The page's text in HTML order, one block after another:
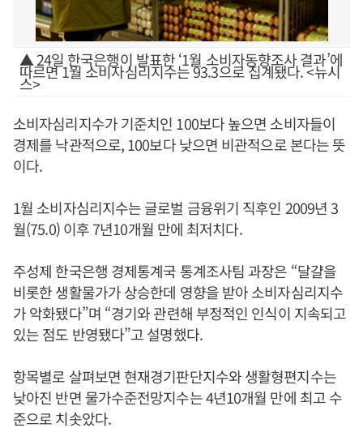
▲ 24일 한국은행이 발표한 ‘1월 소비자동향조사 결과’에
따르면 1월 소비자심리지수는 93.3으로 집계됐다. <뉴시
스>
소비자심리지수가 기준치인 100보다 높으면 소비자들이
경제를 낙관적으로, 100보다 낮으면 비관적으로 본다는 뜻
이다.
1월 소비자심리지수는 글로벌 금융위기 직후인 2009년 3
월(75.0) 이후 7년10개월 만에 최저치다.
주성제 한국은행 경제통계국 통계조사팀 과장은 “달걀을
비롯한 생활물가가 상승한데 영향을 받아 소비자심리지수
가 악화됐다”며 “경기와 관련해 부정적인 인식이 지속되고
있는 점도 반영됐다”고 설명했다.
항목별로 살펴보면 현재경기판단지수와 생활형편지수는
낮아진 반면 물가수준전망지수는 4년10개월 만에 최고 수
준으로 치솟았다.